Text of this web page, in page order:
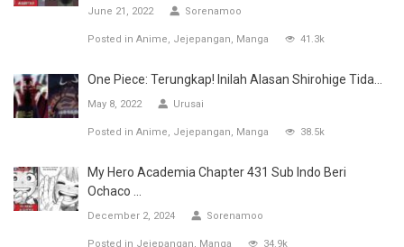
June 21, 2022 Sorenamoo
Posted in Anime Jejepangan Manga 41.3k
One Piece: Terungkap! Inilah Alasan Shirohige Tida...
May 8, 2022 Urusai
Posted in Anime Jejepangan Manga 38.5k
My Hero Academia Chapter 431 Sub Indo Beri
Ochaco ...
December 2, 2024 Sorenamoo
Posted in Jejepangan Manga 34.9k